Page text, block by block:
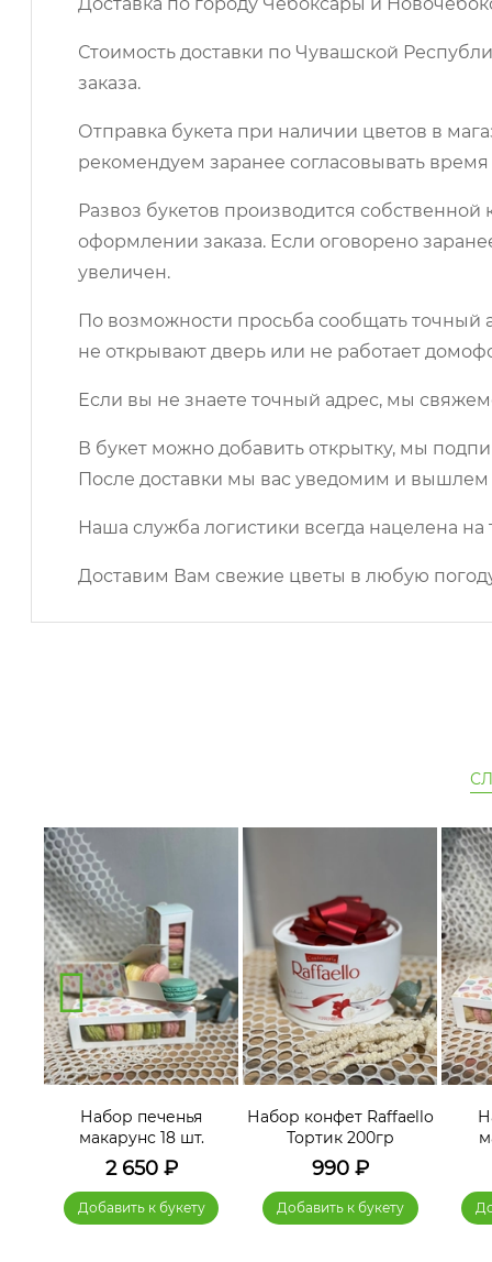
Стоимость доставки по Чувашской
заказа.
Отправка букета при наличии цветов в
рекомендуем заранее согласовывать время
Развоз букетов производится
оформлении заказа. Если оговорено
увеличен.
По возможности просьба сообщать точный
не открывают дверь или не работает
Если вы не знаете точный адрес, мы
В букет можно добавить открытку, мы
После доставки мы вас уведомим и вышлем
Наша служба логистики всегда нацелена
Доставим Вам свежие цветы в любую
Набор печенья
макарунс 18 шт.
2 650₽
Добавить к букету
Набор конфет Raffaello
Тортик 200гр
990₽
Добавить к букету